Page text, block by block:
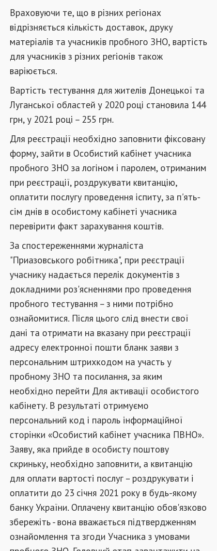
Враховуючи те, що в різних регіонах
відрізняється кількість доставок, друку
матеріалів та учасників пробного ЗНО, вартість
для учасників з різних регіонів також
варіюється.
Вартість тестування для жителів Донецької та
Луганської областей у 2020 році становила 144
грн, у 2021 році – 255 грн.
Для реєстрації необхідно заповнити фіксовану
форму, зайти в Особистий кабінет учасника
пробного ЗНО за логіном і паролем, отриманим
при реєстрації, роздрукувати квитанцію,
оплатити послугу проведення іспиту, за п'ять-
сім днів в особистому кабінеті учасника
перевірити факт зарахування коштів.
За спостереженнями журналіста
"Приазовського робітника", при реєстрації
учаснику надається перелік документів з
докладними роз'ясненнями про проведення
пробного тестування – з ними потрібно
ознайомитися. Після цього слід внести свої
дані та отримати на вказану при реєстрації
адресу електронної пошти бланк заяви з
персональним штрихкодом на участь у
пробному ЗНО та посилання, за яким
необхідно перейти Для активації особистого
кабінету. В результаті отримуємо
персональний код і пароль інформаційної
сторінки «Особистий кабінет учасника ПВНО».
Заяву, яка прийде в особисту поштову
скриньку, необхідно заповнити, а квитанцію
для оплати вартості послуг – роздрукувати і
оплатити до 23 січня 2021 року в будь-якому
банку України. Оплачену квитанцію обов'язково
збережіть - вона вважається підтвердженням
ознайомлення та згоди Учасника з умовами